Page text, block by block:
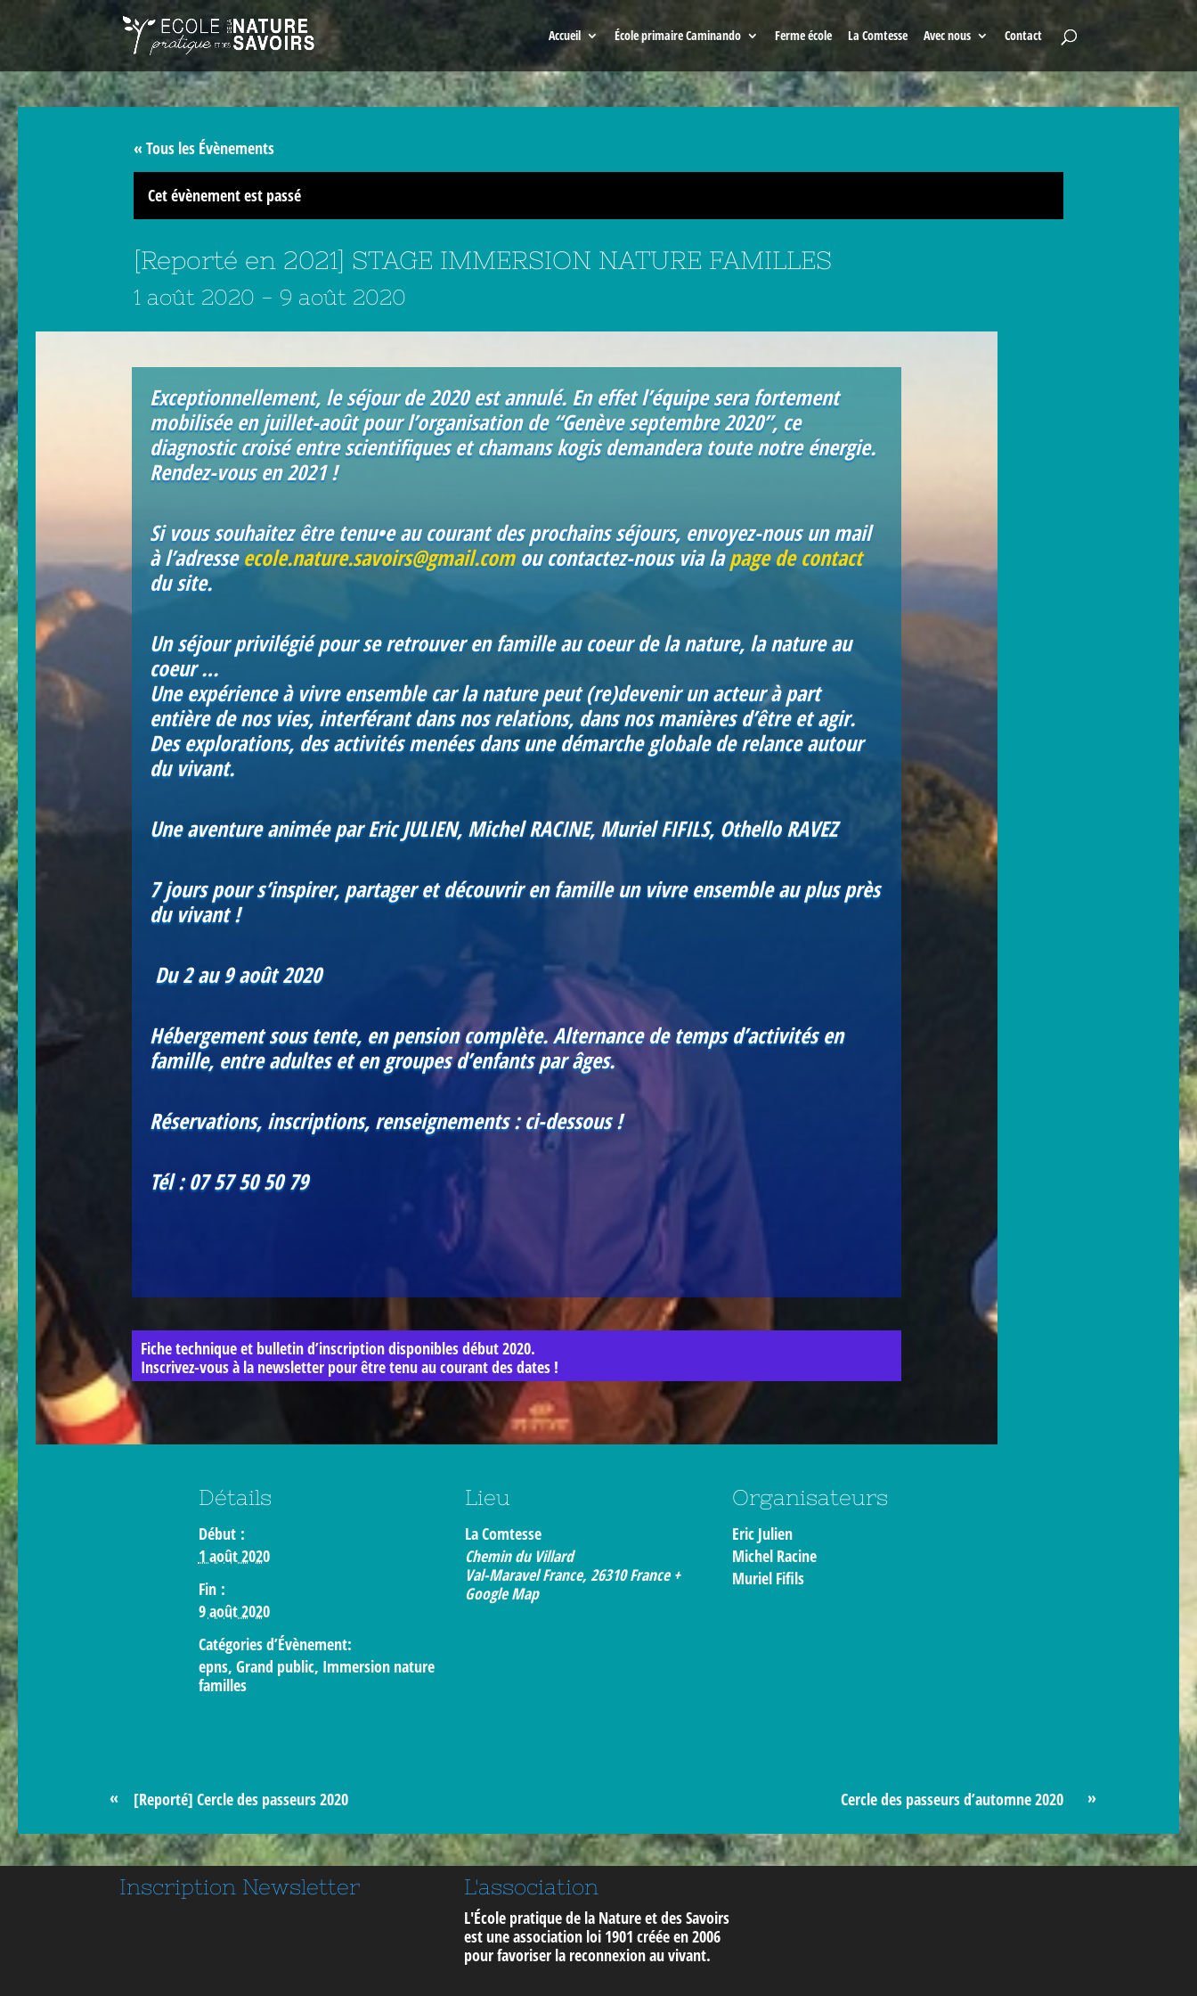
Accueil École primaire Caminando Ferme école La Comtesse Avec nous Contact
« Tous les Évènements
Cet évènement est passé
[Reporté en 2021] STAGE IMMERSION NATURE FAMILLES
1 août 2020 - 9 août 2020
Exceptionnellement, le séjour de 2020 est annulé. En effet l’équipe sera fortement
mobilisée en juillet-août pour l’organisation de “Genève septembre 2020”, ce
diagnostic croisé entre scientifiques et chamans kogis demandera toute notre énergie.
Rendez-vous en 2021 !
Si vous souhaitez être tenu•e au courant des prochains séjours, envoyez-nous un mail
à l’adresseecole.nature.savoirs@gmail.comou contactez-nous via lapage de contact
du site.
Un séjour privilégié pour se retrouver en famille au coeur de la nature, la nature au
coeur …
Une expérience à vivre ensemble car la nature peut (re)devenir un acteur à part
entière de nos vies, interférant dans nos relations, dans nos manières d’être et agir.
Des explorations, des activités menées dans une démarche globale de relance autour
du vivant.
Une aventure animée par Eric JULIEN, Michel RACINE, Muriel FIFILS, Othello RAVEZ
7 jours pour s’inspirer, partager et découvrir en famille un vivre ensemble au plus près
du vivant !
Du 2 au 9 août 2020
Hébergement sous tente, en pension complète. Alternance de temps d’activités en
famille, entre adultes et en groupes d’enfants par âges.
Réservations, inscriptions, renseignements : ci-dessous !
Tél : 07 57 50 50 79
Fiche technique et bulletin d’inscription disponibles début 2020.
Inscrivez-vous à la newsletter pour être tenu au courant des dates !
Détails
Début :
1 août 2020
Fin :
9 août 2020
Catégories d’Évènement:
epns, Grand public, Immersion nature
familles
Lieu
La Comtesse
Chemin du Villard
Val-Maravel France, 26310 France +
Google Map
Organisateurs
Eric Julien
Michel Racine
Muriel Fifils
« [Reporté] Cercle des passeurs 2020 Cercle des passeurs d’automne 2020 »
Inscription Newsletter L'association
L'École pratique de la Nature et des Savoirs
est une association loi 1901 créée en 2006
pourfavoriser la reconnexion au vivant.